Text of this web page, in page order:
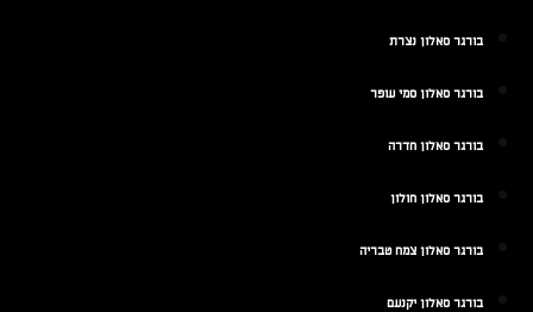
בורגר סאלון נצרת
בורגר סאלון סמי עופר
בורגר סאלון חדרה
בורגר סאלון חולון
בורגר סאלון צמח טבריה
בורגר סאלון יקנעם